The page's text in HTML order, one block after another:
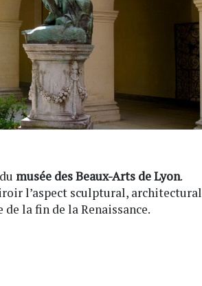
musée des Beaux-Arts de Lyon.
l’aspect sculptural, architectural
la fin de la Renaissance.